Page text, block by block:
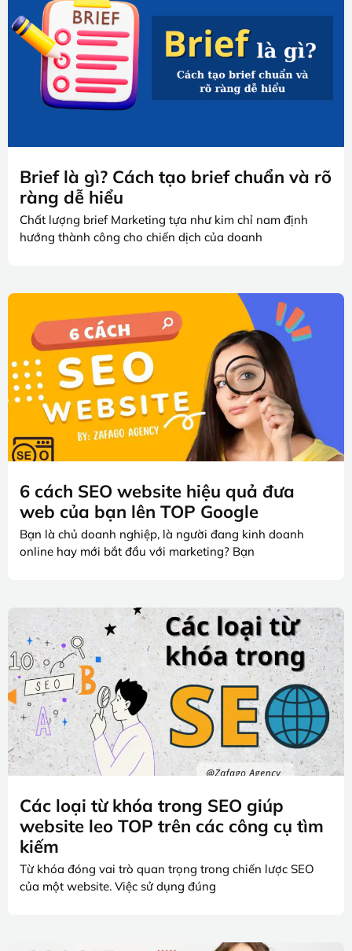
Brief là gì? Cách tạo brief chuẩn và rõ
ràng dễ hiểu
Chất lượng brief Marketing tựa như kim chỉ nam định
hướng thành công cho chiến dịch của doanh
6 cách SEO website hiệu quả đưa
web của bạn lên TOP Google
Bạn là chủ doanh nghiệp, là người đang kinh doanh
online hay mới bắt đầu với marketing? Bạn
Các loại từ khóa trong SEO giúp
website leo TOP trên các công cụ tìm
kiếm
Từ khóa đóng vai trò quan trọng trong chiến lược SEO
của một website. Việc sử dụng đúng